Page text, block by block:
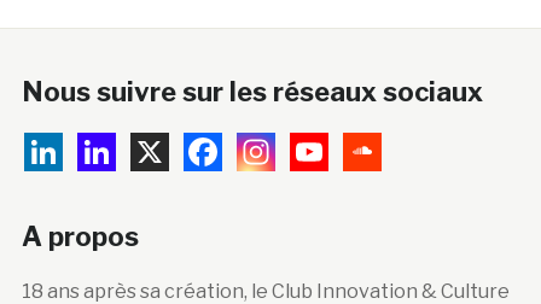
Nous suivre sur les réseaux sociaux
A propos
18 ans après sa création, le Club Innovation & Culture